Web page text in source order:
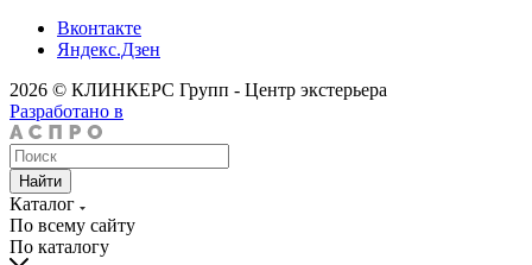
Вконтакте
Яндекс.Дзен
2026 © КЛИНКЕРС Групп - Центр экстерьера
Разработано в
Найти
Каталог
По всему сайту
По каталогу